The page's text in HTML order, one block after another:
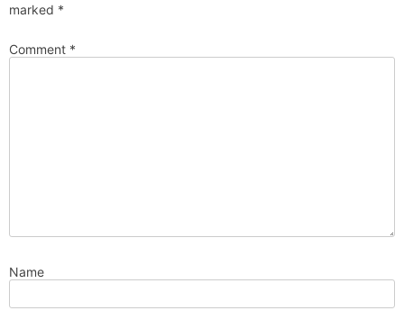
marked *
Comment *
Name